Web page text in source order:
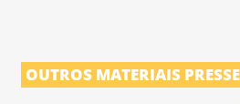
OUTROS MATERIAIS PRESSE